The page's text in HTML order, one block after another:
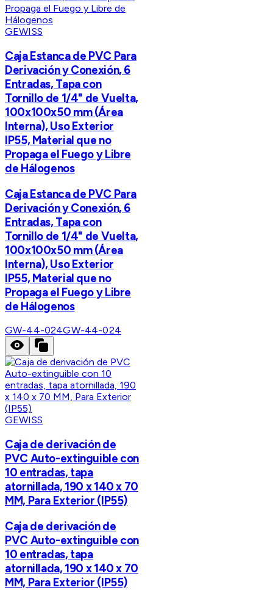
GEWISS
Caja Estanca de PVC Para
Derivación y Conexión, 6
Entradas, Tapa con
Tornillo de 1/4" de Vuelta,
100x100x50 mm (Área
Interna), Uso Exterior
IP55, Material que no
Propaga el Fuego y Libre
de Hálogenos
Caja Estanca de PVC Para
Derivación y Conexión, 6
Entradas, Tapa con
Tornillo de 1/4" de Vuelta,
100x100x50 mm (Área
Interna), Uso Exterior
IP55, Material que no
Propaga el Fuego y Libre
de Hálogenos
GW-44-024GW-44-024
GEWISS
Caja de derivación de
PVC Auto-extinguible con
10 entradas, tapa
atornillada, 190 x 140 x 70
MM, Para Exterior (IP55)
Caja de derivación de
PVC Auto-extinguible con
10 entradas, tapa
atornillada, 190 x 140 x 70
MM, Para Exterior (IP55)